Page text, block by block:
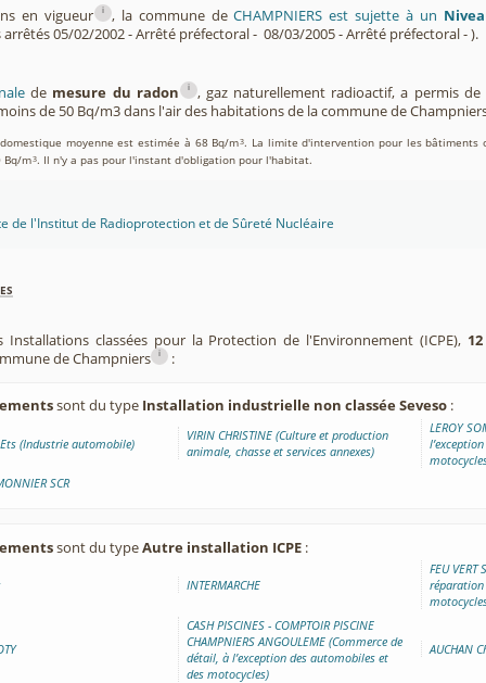
en vigueur i , la commune deCHAMPNIERS est sujette à un
05/02/2002 - Arrêté préfectoral - 08/03/2005 - Arrêté préfectoral - ).
de mesure du radon i
, gaz naturellement radioactif, a permis
de 50 Bq/m3 dans l'air des habitations de la commune de
moyenne est estimée à 68 Bq/m3. La limite d'intervention pour les bâtiments
Bq/m3. Il n'y a pas pour l'instant d'obligation pour l'habitat.
de l'Institut de Radioprotection et de Sûreté Nucléaire
Installations classées pour la Protection de l'Environnement (ICPE),
de Champniers
i :
sont du type Installation industrielle non classée Seveso :
Ets (Industrie automobile)
VIRIN CHRISTINE (Culture et production
animale, chasse et services annexes)
LEROY
SCR
sont du typeAutre installation ICPE :
INTERMARCHE
FEU VERT
CASH PISCINES - COMPTOIR PISCINE
CHAMPNIERS ANGOULEME (Commerce de
détail, à l’exception des automobiles et
des motocycles)
AUCHAN